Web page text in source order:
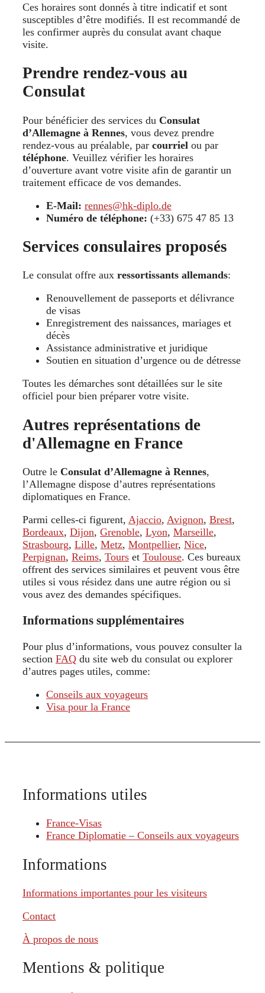
Ces horaires sont donnés à titre indicatif et sont
susceptibles d’être modifiés. Il est recommandé de
les confirmer auprès du consulat avant chaque
visite.
Prendre rendez-vous au
Consulat
Pour bénéficier des services du Consulat
d’Allemagne à Rennes, vous devez prendre
rendez-vous au préalable, par courriel ou par
téléphone. Veuillez vérifier les horaires
d’ouverture avant votre visite afin de garantir un
traitement efficace de vos demandes.
E-Mail: rennes@hk-diplo.de
Numéro de téléphone: (+33) 675 47 85 13
Services consulaires proposés
Le consulat offre aux ressortissants allemands:
Renouvellement de passeports et délivrance
de visas
Enregistrement des naissances, mariages et
décès
Assistance administrative et juridique
Soutien en situation d’urgence ou de détresse
Toutes les démarches sont détaillées sur le site
officiel pour bien préparer votre visite.
Autres représentations de
d'Allemagne en France
Outre le Consulat d’Allemagne à Rennes,
l’Allemagne dispose d’autres représentations
diplomatiques en France.
Parmi celles-ci figurent, Ajaccio, Avignon, Brest,
Bordeaux, Dijon, Grenoble, Lyon, Marseille,
Strasbourg, Lille, Metz, Montpellier, Nice,
Perpignan, Reims, Tours et Toulouse. Ces bureaux
offrent des services similaires et peuvent vous être
utiles si vous résidez dans une autre région ou si
vous avez des demandes spécifiques.
Informations supplémentaires
Pour plus d’informations, vous pouvez consulter la
section FAQ du site web du consulat ou explorer
d’autres pages utiles, comme:
Conseils aux voyageurs
Visa pour la France
Informations utiles
France-Visas
France Diplomatie – Conseils aux voyageurs
Informations
Informations importantes pour les visiteurs
Contact
À propos de nous
Mentions & politique